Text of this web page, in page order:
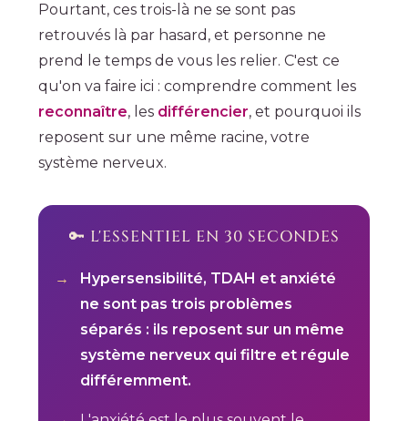
Pourtant, ces trois-là ne se sont pas
retrouvés là par hasard, et personne ne
prend le temps de vous les relier. C'est ce
qu'on va faire ici : comprendre comment les
reconnaître, les différencier, et pourquoi ils
reposent sur une même racine, votre
système nerveux.
🔑 L'ESSENTIEL EN 30 SECONDES
Hypersensibilité, TDAH et anxiété
ne sont pas trois problèmes
séparés : ils reposent sur un même
système nerveux qui filtre et régule
différemment.